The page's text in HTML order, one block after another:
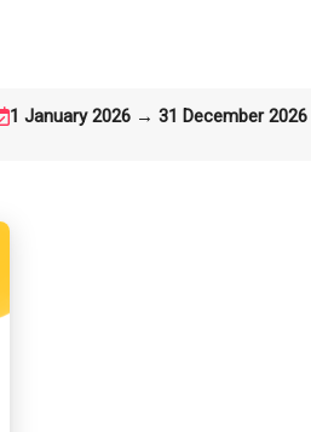
1 January 2026 → 31 December 2026